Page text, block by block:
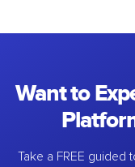
Want to
Take a FREE